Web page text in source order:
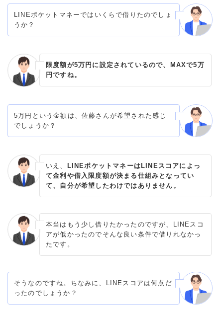
LINEポケットマネーではいくらで借りたのでしょ
うか？
限度額が5万円に設定されているので、MAXで5万
円ですね。
5万円という金額は、佐藤さんが希望された感じ
でしょうか？
いえ、 LINEポケットマネーはLINEスコアによっ
て金利や借入限度額が決まる仕組みとなってい
て、自分が希望したわけではありません。
本当はもう少し借りたかったのですが、LINEスコ
アが低かったのでそんな良い条件で借りれなかっ
たです。
そうなのですね。ちなみに、LINEスコアは何点だ
ったのでしょうか？